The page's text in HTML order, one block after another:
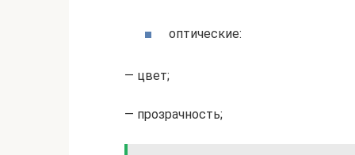
оптические:
— цвет;
— прозрачность;